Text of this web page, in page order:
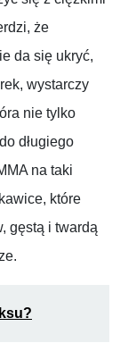
że
da się ukryć,
wystarczy
nie tylko
długiego
na taki
które
gęstą i twardą